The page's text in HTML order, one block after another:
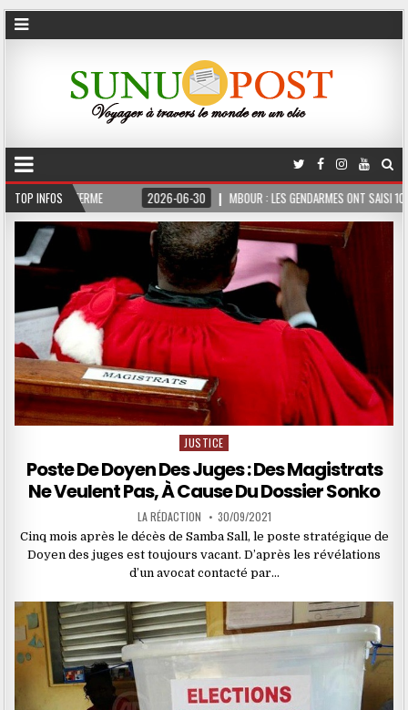
TOP INFOS
FERME 2026-06-30 MBOUR : LES GENDARMES ONT SAISI 10 KG DE
Posted
JUSTICE
Poste De Doyen Des Juges : Des Magistrats
Ne Veulent Pas, À Cause Du Dossier Sonko
LA RÉDACTION 30/09/2021
Cinq mois après le décès de Samba Sall, le poste stratégique de
Doyen des juges est toujours vacant. D’après les révélations
d’un avocat contacté par…